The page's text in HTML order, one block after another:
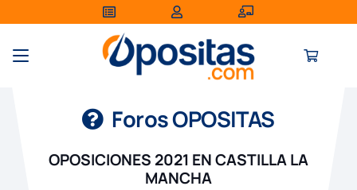
Foros OPOSITAS
OPOSICIONES 2021 EN CASTILLA LA
MANCHA